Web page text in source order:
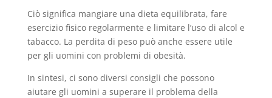
Ciò significa mangiare una dieta equilibrata, fare
esercizio fisico regolarmente e limitare l’uso di alcol e
tabacco. La perdita di peso può anche essere utile
per gli uomini con problemi di obesità.
In sintesi, ci sono diversi consigli che possono
aiutare gli uomini a superare il problema della